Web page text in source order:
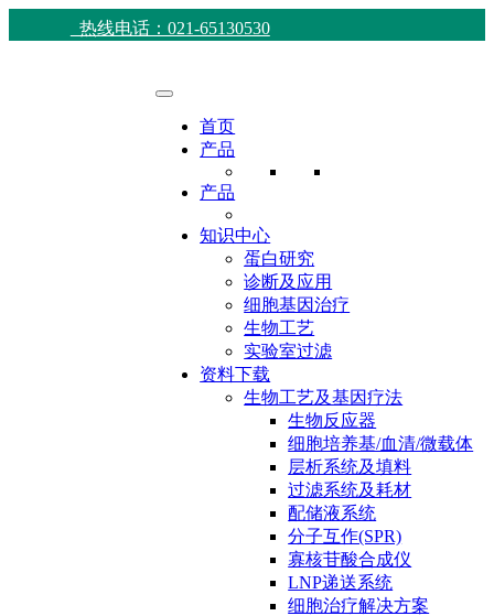
热线电话：021-65130530
首页
产品
产品
知识中心
蛋白研究
诊断及应用
细胞基因治疗
生物工艺
实验室过滤
资料下载
生物工艺及基因疗法
生物反应器
细胞培养基/血清/微载体
层析系统及填料
过滤系统及耗材
配储液系统
分子互作(SPR)
寡核苷酸合成仪
LNP递送系统
细胞治疗解决方案